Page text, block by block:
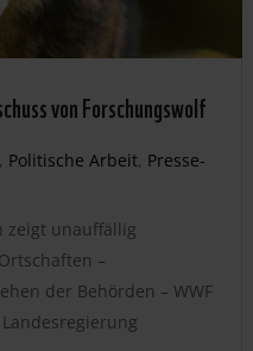
von Forschungswolf
, Politische Arbeit, Presse-
zeigt unauffällig
–
der Behörden – WWF